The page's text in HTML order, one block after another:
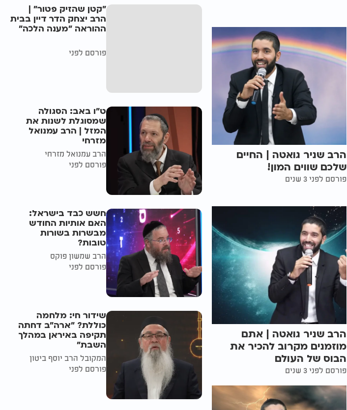
הרב שניר גואטה | החיים
שלכם שווים המון!
פורסם לפני 3 שנים
הרב שניר גואטה | אתם
מוזמנים מקרוב להכיר את
הבוס של העולם
פורסם לפני 3 שנים
"קטן שהזיק פטור" |
הרב יצחק הדר דיין בבית
ההוראה "מענה הלכה"
פורסם לפני
ט"ו באב: הסגולה
שמסוגלת לשנות את
המזל | הרב עמנואל
מזרחי
הרב עמנואל מזרחי
פורסם לפני
חשש כבד בישראל:
האם אותיות החודש
מבשרות בשורות
טובות?
הרב שמשון פוקס
פורסם לפני
שידור חי: מלחמה
כוללת? ״ארה"ב דחתה
תקיפה באיראן במהלך
השבת״
המקובל הרב יוסף ביטון
פורסם לפני